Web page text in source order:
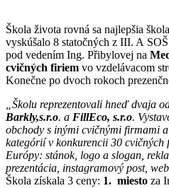
Škola života rovná sa najlepšia
vyskúšalo 8 statočných z III. A
pod vedením Ing. Přibylovej na
cvičných firiem vo vzdelávacom
Konečne po dvoch rokoch
„Školu reprezentovali hneď dvaja
Barkly,s.r.o. a FillEco, s.r.o.
obchody s inými cvičnými firmami
kategórií v konkurencii 30 cvičných
Európy: stánok, logo a slogan,
prezentácia, instagramový post,
Škola získala 3 ceny: 1. miesto za